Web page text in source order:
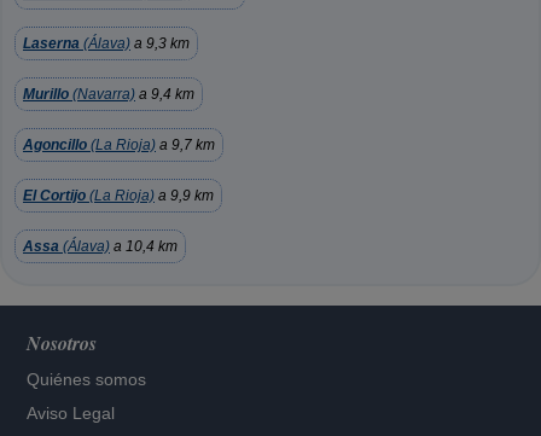
Laserna (Álava) a 9,3 km
Murillo (Navarra) a 9,4 km
Agoncillo (La Rioja) a 9,7 km
El Cortijo (La Rioja) a 9,9 km
Assa (Álava) a 10,4 km
Nosotros
Quiénes somos
Aviso Legal